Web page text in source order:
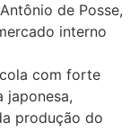
de Posse,
interno
com forte
japonesa,
produção do